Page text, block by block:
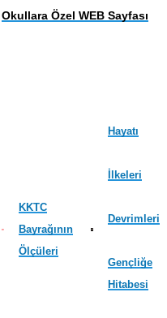
Okullara Özel WEB Sayfası
KKTC
Bayrağının
Ölçüleri
Hayatı
İlkeleri
Devrimleri
Gençliğe
Hitabesi